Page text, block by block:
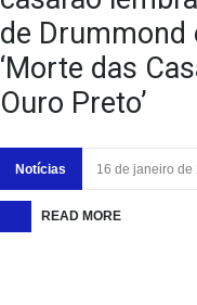
de Drummond
‘Morte das
Ouro Preto’
Notícias 16 de janeiro de
READ MORE